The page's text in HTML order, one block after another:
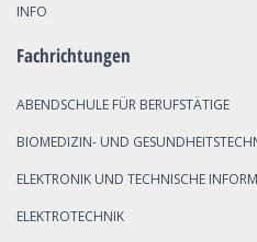
INFO
Fachrichtungen
ABENDSCHULE FÜR BERUFSTÄTIGE
BIOMEDIZIN- UND
ELEKTRONIK UND TECHNISCHE
ELEKTROTECHNIK